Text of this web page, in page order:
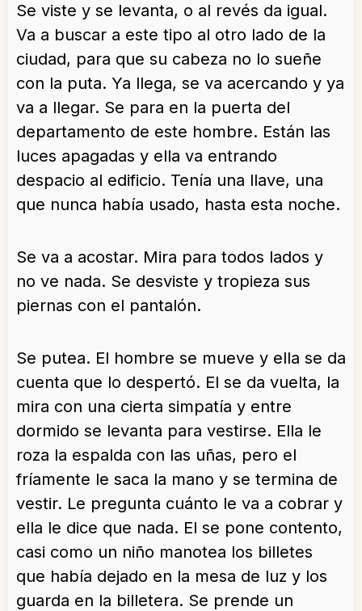
Se viste y se levanta, o al revés da igual.
Va a buscar a este tipo al otro lado de la
ciudad, para que su cabeza no lo sueñe
con la puta. Ya llega, se va acercando y ya
va a llegar. Se para en la puerta del
departamento de este hombre. Están las
luces apagadas y ella va entrando
despacio al edificio. Tenía una llave, una
que nunca había usado, hasta esta noche.
Se va a acostar. Mira para todos lados y
no ve nada. Se desviste y tropieza sus
piernas con el pantalón.
Se putea. El hombre se mueve y ella se da
cuenta que lo despertó. El se da vuelta, la
mira con una cierta simpatía y entre
dormido se levanta para vestirse. Ella le
roza la espalda con las uñas, pero el
fríamente le saca la mano y se termina de
vestir. Le pregunta cuánto le va a cobrar y
ella le dice que nada. El se pone contento,
casi como un niño manotea los billetes
que había dejado en la mesa de luz y los
guarda en la billetera. Se prende un